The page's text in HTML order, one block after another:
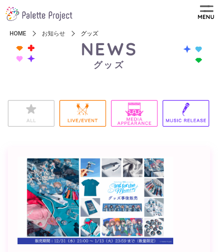
MENU
HOME お知らせ グッズ
NEWS
グッズ